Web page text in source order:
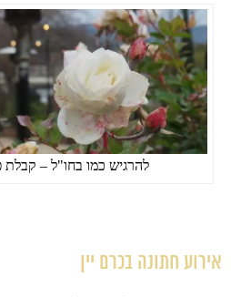
להרגיש כמו בחו"ל – קבלת
אירוע חתונה בכרם יין